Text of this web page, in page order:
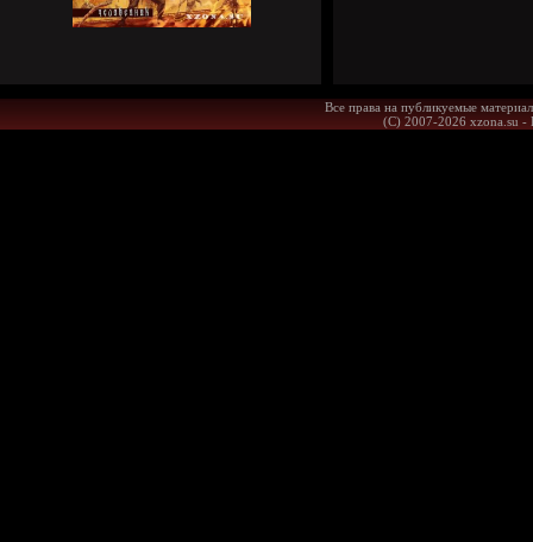
Все права на публикуемые
(С) 2007-2026 xzona.su -